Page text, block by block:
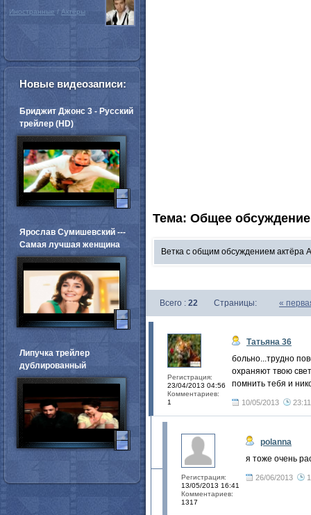
Тема: Общее обсуждение
Ветка с общим обсуждением актёра
Всего : 22 Страницы: «
Регистрация:
23/04/2013 04:56
Комментариев:
1
Татьяна 36
больно...трудно
охраняют твою
помнить тебя и
10/05/2013 23:11
Регистрация:
13/05/2013 16:41
Комментариев:
1317
polanna
я тоже очень
26/06/2013
Иностранные / Актёры
Новые видеозаписи:
Бриджит Джонс 3 - Русский
трейлер (HD)
Ярослав Сумишевский ---
Самая лучшая женщина
Липучка трейлер
дублированный